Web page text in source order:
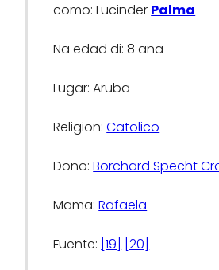
como: Lucinder Palma
Na edad di: 8 aña
Lugar: Aruba
Religion:Catolico
Doño:Borchard Specht
Mama:Rafaela
Fuente: [19] [20]